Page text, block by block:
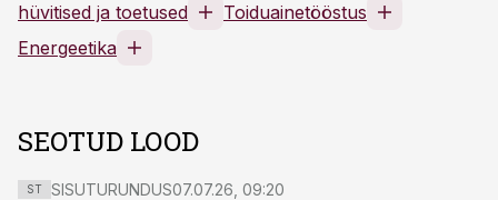
hüvitised ja toetused
Toiduainetööstus
Energeetika
SEOTUD LOOD
ST SISUTURUNDUS07.07.26, 09:20